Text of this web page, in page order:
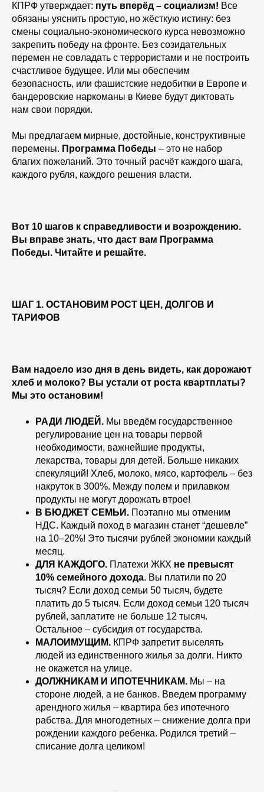
КПРФ утверждает: путь вперёд – социализм! Все
обязаны уяснить простую, но жёсткую истину: без
смены социально-экономического курса невозможно
закрепить победу на фронте. Без созидательных
перемен не совладать с террористами и не построить
счастливое будущее. Или мы обеспечим
безопасность, или фашистские недобитки в Европе и
бандеровские наркоманы в Киеве будут диктовать
нам свои порядки.
Мы предлагаем мирные, достойные, конструктивные
перемены. Программа Победы – это не набор
благих пожеланий. Это точный расчёт каждого шага,
каждого рубля, каждого решения власти.
Вот 10 шагов к справедливости и возрождению.
Вы вправе знать, что даст вам Программа
Победы. Читайте и решайте.
ШАГ 1. ОСТАНОВИМ РОСТ ЦЕН, ДОЛГОВ И
ТАРИФОВ
Вам надоело изо дня в день видеть, как дорожают
хлеб и молоко? Вы устали от роста квартплаты?
Мы это остановим!
РАДИ ЛЮДЕЙ. Мы введём государственное
регулирование цен на товары первой
необходимости, важнейшие продукты,
лекарства, товары для детей. Больше никаких
спекуляций! Хлеб, молоко, мясо, картофель – без
накруток в 300%. Между полем и прилавком
продукты не могут дорожать втрое!
В БЮДЖЕТ СЕМЬИ. Поэтапно мы отменим
НДС. Каждый поход в магазин станет “дешевле”
на 10–20%! Это тысячи рублей экономии каждый
месяц.
ДЛЯ КАЖДОГО. Платежи ЖКХ не превысят
10% семейного дохода. Вы платили по 20
тысяч? Если доход семьи 50 тысяч, будете
платить до 5 тысяч. Если доход семьи 120 тысяч
рублей, заплатите не больше 12 тысяч.
Остальное – субсидия от государства.
МАЛОИМУЩИМ. КПРФ запретит выселять
людей из единственного жилья за долги. Никто
не окажется на улице.
ДОЛЖНИКАМ И ИПОТЕЧНИКАМ. Мы – на
стороне людей, а не банков. Введем программу
арендного жилья – квартира без ипотечного
рабства. Для многодетных – снижение долга при
рождении каждого ребенка. Родился третий –
списание долга целиком!